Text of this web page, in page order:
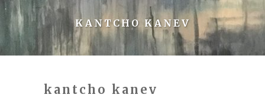
KANTCHO KANEV
kantcho kanev